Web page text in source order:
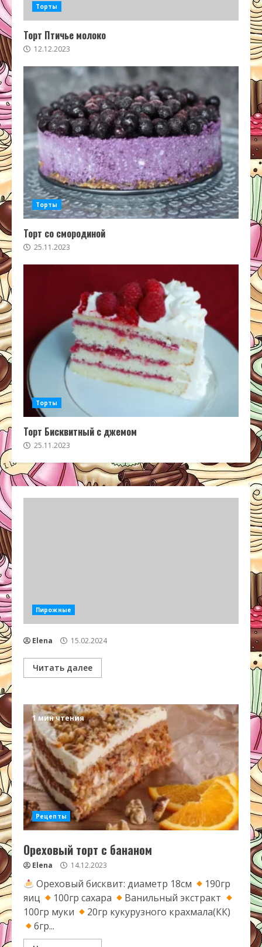
Торты
Торт Птичье молоко
12.12.2023
Торты
Торт со смородиной
25.11.2023
Торты
Торт Бисквитный с джемом
25.11.2023
Пирожные
Elena 15.02.2024
Читать далее
1 мин чтения
Рецепты
Ореховый торт с бананом
Elena 14.12.2023
Ореховый бисквит: диаметр 18см
190гр
яиц
100гр сахара
Ванильный экстракт
100гр муки
20гр кукурузного крахмала(КК)
6гр...